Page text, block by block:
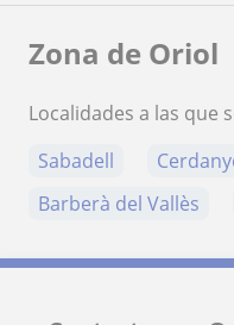
Zona de Oriol
Localidades a las que
Sabadell
Barberà del Vallès